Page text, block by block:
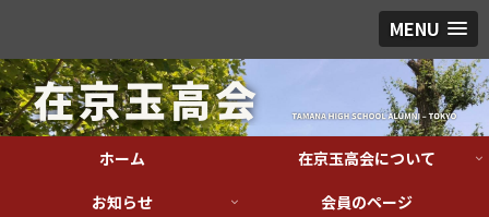
MENU
ホーム
在京玉高会について
お知らせ
会員のページ